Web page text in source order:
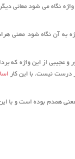
نگاه می شود معانی
به آن نگاه شود معنی
عجیبی از این واژه که
درست نیست. با این کار
همدم بوده است و با این